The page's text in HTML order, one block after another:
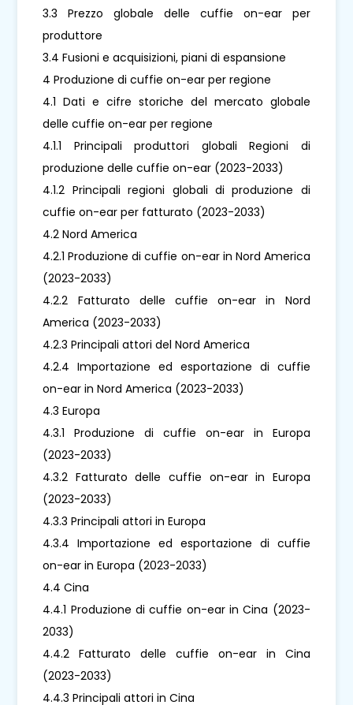
3.3 Prezzo globale delle cuffie on-ear per
produttore
3.4 Fusioni e acquisizioni, piani di espansione
4 Produzione di cuffie on-ear per regione
4.1 Dati e cifre storiche del mercato globale
delle cuffie on-ear per regione
4.1.1 Principali produttori globali Regioni di
produzione delle cuffie on-ear (2023-2033)
4.1.2 Principali regioni globali di produzione di
cuffie on-ear per fatturato (2023-2033)
4.2 Nord America
4.2.1 Produzione di cuffie on-ear in Nord America
(2023-2033)
4.2.2 Fatturato delle cuffie on-ear in Nord
America (2023-2033)
4.2.3 Principali attori del Nord America
4.2.4 Importazione ed esportazione di cuffie
on-ear in Nord America (2023-2033)
4.3 Europa
4.3.1 Produzione di cuffie on-ear in Europa
(2023-2033)
4.3.2 Fatturato delle cuffie on-ear in Europa
(2023-2033)
4.3.3 Principali attori in Europa
4.3.4 Importazione ed esportazione di cuffie
on-ear in Europa (2023-2033)
4.4 Cina
4.4.1 Produzione di cuffie on-ear in Cina (2023-
2033)
4.4.2 Fatturato delle cuffie on-ear in Cina
(2023-2033)
4.4.3 Principali attori in Cina